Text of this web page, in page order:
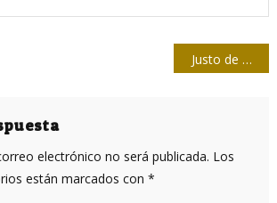
Justo de Lara, periodista (II y final)
electrónico no será publicada. Los
están marcados con *